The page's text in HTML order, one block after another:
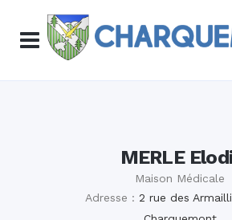
MERLE
Maison Médicale
Adresse : 2 rue des